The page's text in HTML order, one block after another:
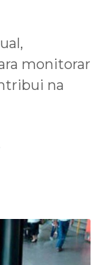
monitorar
na